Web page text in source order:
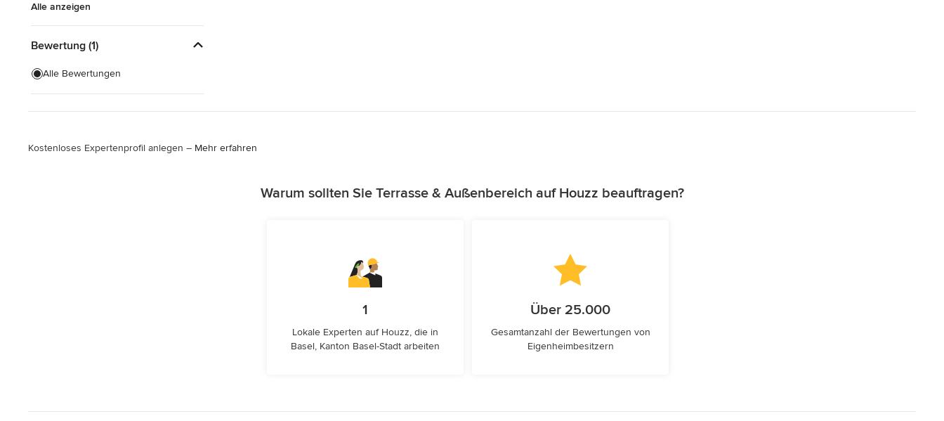
Alle anzeigen
Bewertung (1)
Alle Bewertungen
Kostenloses Expertenprofil anlegen – Mehr erfahren
Warum sollten Sie Terrasse & Außenbereich auf Houzz beauftragen?
1
Lokale Experten auf Houzz, die in
Basel, Kanton Basel-Stadt arbeiten
Über 25.000
Gesamtanzahl der Bewertungen von
Eigenheimbesitzern